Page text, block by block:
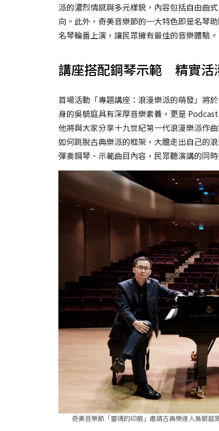
派的濃烈情感與多元樣貌，內容包括自由曲
向。此外，奇美音樂節的一大特色即是名琴
名琴輪番上演，讓民眾擁有最佳的音樂體驗。
講座搭配鋼琴示範 精實活
首場活動「專題講座：浪漫樂派的萌發」將
身的吳毓庭具有深厚音樂素養，更是
他將與大家分享十九世紀第一代浪漫樂派作
如何跳脫古典樂派的框架，大膽走出自己的
彈奏鋼琴、示範曲目內容，民眾聽演講的同
奇美音樂節「靈魂的印痕」邀請古典樂達人吳毓